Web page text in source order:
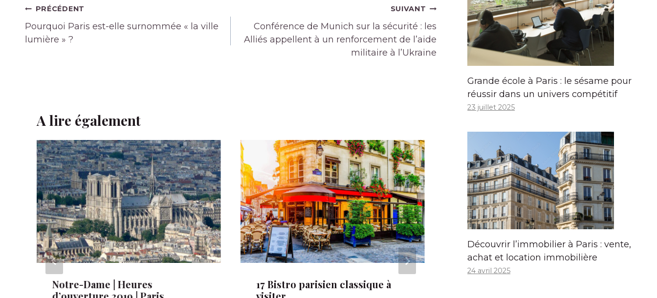
Navigation
de
l’article
PRÉCÉDENT
Pourquoi Paris est-elle surnommée « la ville
lumière » ?
SUIVANT
Conférence de Munich sur la sécurité : les
Alliés appellent à un renforcement de l’aide
militaire à l’Ukraine
A lire également
Notre-Dame | Heures
17 Bistro parisien classique à
Grande école à Paris : le sésame pour
réussir dans un univers compétitif
23 juillet 2025
Découvrir l’immobilier à Paris : vente,
achat et location immobilière
24 avril 2025